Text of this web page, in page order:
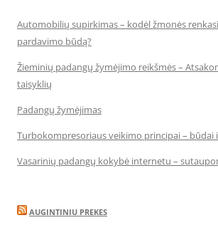
Automobilių supirkimas – kodėl žmonės
pardavimo būdą?
Žieminių padangų žymėjimo reikšmės –
taisyklių
Padangų žymėjimas
Turbokompresoriaus veikimo principai – būdai
Vasarinių padangų kokybė internetu –
AUGINTINIU PREKES